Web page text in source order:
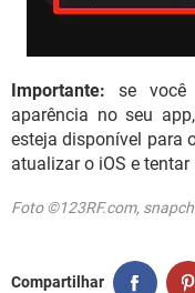
Importante: se você
aparência no seu
esteja disponível para
atualizar o iOS e tentar
Foto ©123RF.com,
Compartilhar